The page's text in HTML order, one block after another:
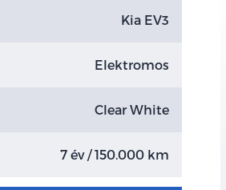
Kia EV3
Elektromos
Clear White
7 év / 150.000 km